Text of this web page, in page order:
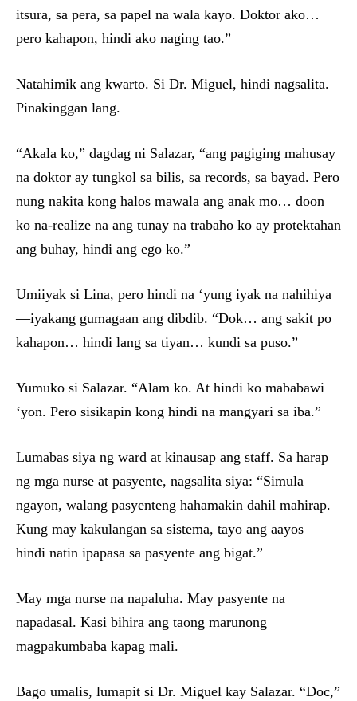
itsura, sa pera, sa papel na wala kayo. Doktor ako…
pero kahapon, hindi ako naging tao.”
Natahimik ang kwarto. Si Dr. Miguel, hindi nagsalita.
Pinakinggan lang.
“Akala ko,” dagdag ni Salazar, “ang pagiging mahusay
na doktor ay tungkol sa bilis, sa records, sa bayad. Pero
nung nakita kong halos mawala ang anak mo… doon
ko na-realize na ang tunay na trabaho ko ay protektahan
ang buhay, hindi ang ego ko.”
Umiiyak si Lina, pero hindi na ‘yung iyak na nahihiya
—iyakang gumagaan ang dibdib. “Dok… ang sakit po
kahapon… hindi lang sa tiyan… kundi sa puso.”
Yumuko si Salazar. “Alam ko. At hindi ko mababawi
‘yon. Pero sisikapin kong hindi na mangyari sa iba.”
Lumabas siya ng ward at kinausap ang staff. Sa harap
ng mga nurse at pasyente, nagsalita siya: “Simula
ngayon, walang pasyenteng hahamakin dahil mahirap.
Kung may kakulangan sa sistema, tayo ang aayos—
hindi natin ipapasa sa pasyente ang bigat.”
May mga nurse na napaluha. May pasyente na
napadasal. Kasi bihira ang taong marunong
magpakumbaba kapag mali.
Bago umalis, lumapit si Dr. Miguel kay Salazar. “Doc,”